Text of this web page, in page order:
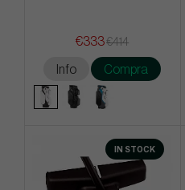
€333€414
Info Compra
IN STOCK